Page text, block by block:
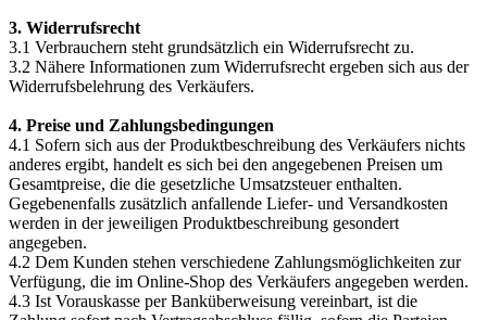
3. Widerrufsrecht
3.1 Verbrauchern steht grundsätzlich ein Widerrufsrecht zu.
3.2 Nähere Informationen zum Widerrufsrecht ergeben sich aus der
Widerrufsbelehrung des Verkäufers.
4. Preise und Zahlungsbedingungen
4.1 Sofern sich aus der Produktbeschreibung des Verkäufers nichts
anderes ergibt, handelt es sich bei den angegebenen Preisen um
Gesamtpreise, die die gesetzliche Umsatzsteuer enthalten.
Gegebenenfalls zusätzlich anfallende Liefer- und Versandkosten
werden in der jeweiligen Produktbeschreibung gesondert
angegeben.
4.2 Dem Kunden stehen verschiedene Zahlungsmöglichkeiten zur
Verfügung, die im Online-Shop des Verkäufers angegeben werden.
4.3 Ist Vorauskasse per Banküberweisung vereinbart, ist die